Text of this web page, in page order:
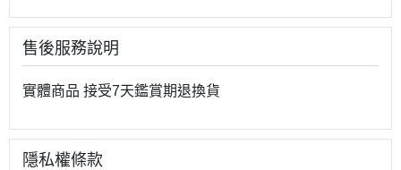
售後服務說明
實體商品 接受7天鑑賞期退換貨
隱私權條款